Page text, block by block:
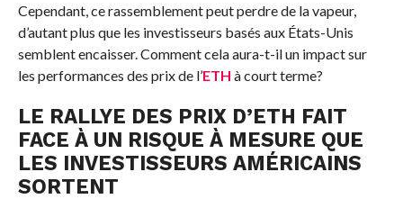
Cependant, ce rassemblement peut perdre de la vapeur,
d’autant plus que les investisseurs basés aux États-Unis
semblent encaisser. Comment cela aura-t-il un impact sur
les performances des prix de l’ETH à court terme?
LE RALLYE DES PRIX D’ETH FAIT
FACE À UN RISQUE À MESURE QUE
LES INVESTISSEURS AMÉRICAINS
SORTENT